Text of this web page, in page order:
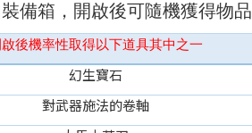
備箱，開啟後可隨機獲得物品
啟後機率性取得以下道具其中之一
幻生寶石
對武器施法的卷軸